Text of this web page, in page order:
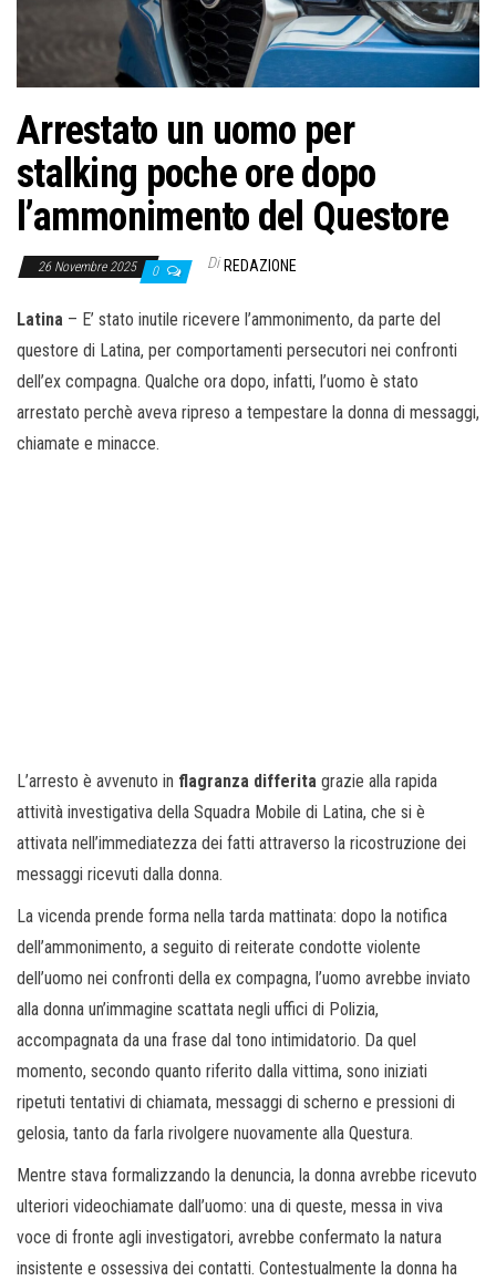
n
Arrestato un uomo per
stalking poche ore dopo
l’ammonimento del Questore
26 Novembre 2025 0 Di REDAZIONE
Latina – E’ stato inutile ricevere l’ammonimento, da parte del
questore di Latina, per comportamenti persecutori nei confronti
dell’ex compagna. Qualche ora dopo, infatti, l’uomo è stato
arrestato perchè aveva ripreso a tempestare la donna di messaggi,
chiamate e minacce.
L’arresto è avvenuto in flagranza differita grazie alla rapida
attività investigativa della Squadra Mobile di Latina, che si è
attivata nell’immediatezza dei fatti attraverso la ricostruzione dei
messaggi ricevuti dalla donna.
La vicenda prende forma nella tarda mattinata: dopo la notifica
dell’ammonimento, a seguito di reiterate condotte violente
dell’uomo nei confronti della ex compagna, l’uomo avrebbe inviato
alla donna un’immagine scattata negli uffici di Polizia,
accompagnata da una frase dal tono intimidatorio. Da quel
momento, secondo quanto riferito dalla vittima, sono iniziati
ripetuti tentativi di chiamata, messaggi di scherno e pressioni di
gelosia, tanto da farla rivolgere nuovamente alla Questura.
Mentre stava formalizzando la denuncia, la donna avrebbe ricevuto
ulteriori videochiamate dall’uomo: una di queste, messa in viva
voce di fronte agli investigatori, avrebbe confermato la natura
insistente e ossessiva dei contatti. Contestualmente la donna ha